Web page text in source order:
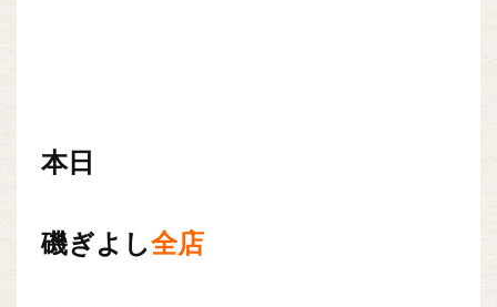
本日
磯ぎよし全店